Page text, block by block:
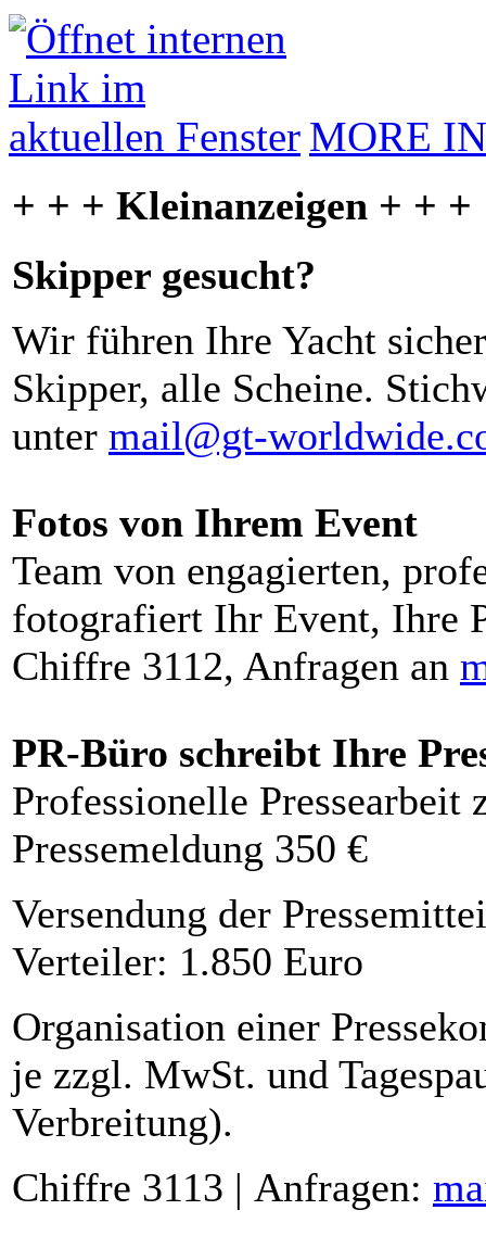
MORE
+ + + Kleinanzeigen + + +
Skipper gesucht?
Wir führen Ihre Yacht
Skipper, alle Scheine.
unter mail@gt-
Fotos von Ihrem Event
Team von engagierten,
fotografiert Ihr Event, Ihre
Chiffre 3112, Anfragen an
PR-Büro schreibt Ihre
Professionelle Pressearbeit
Pressemeldung 350 €
Versendung der
Verteiler: 1.850 Euro
Organisation einer
je zzgl. MwSt. und
Verbreitung).
Chiffre 3113 | Anfragen: